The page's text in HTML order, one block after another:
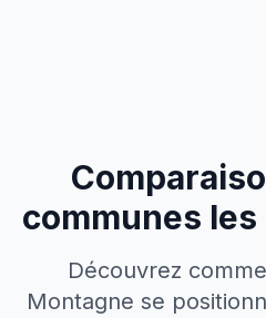
communes
Découvrez
Montagne se